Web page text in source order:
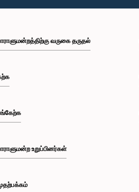
வருகை தருதல்
உறுப்பினர்கள்